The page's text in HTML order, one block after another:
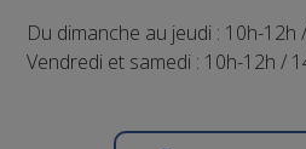
Du dimanche au jeudi : 10h-12h
Vendredi et samedi : 10h-12h /